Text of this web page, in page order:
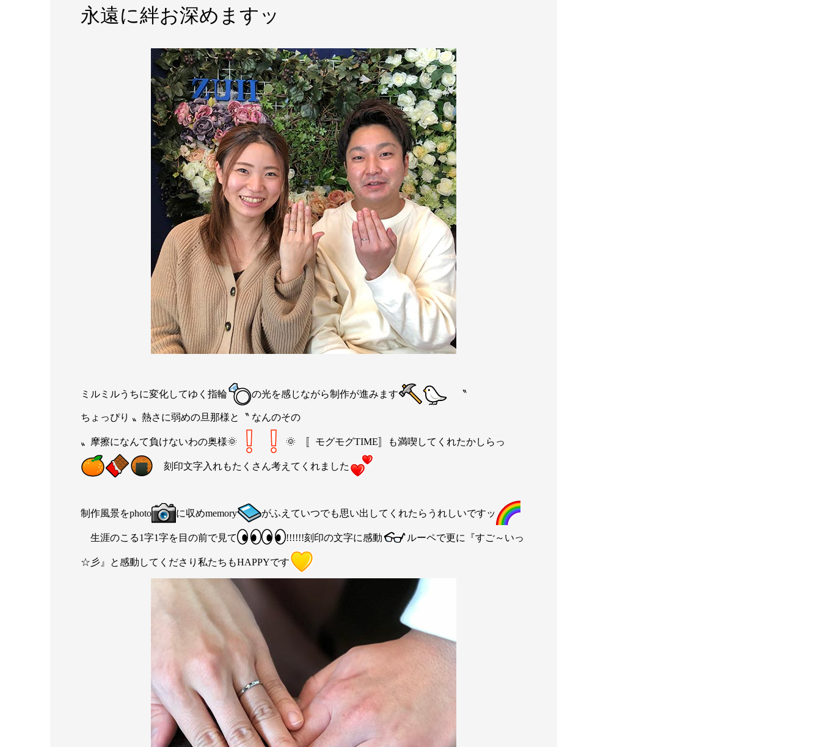
永遠に絆お深めますッ
ミルミルうちに変化してゆく指輪 の光を感じながら制作が進みます 〝
ちょっぴり 〟熱さに弱めの旦那様と〝 なんのその
〟摩擦になんて負けないわの奥様🌞 🌞 〚モグモグTIME〛も満喫してくれたかしらっ
刻印文字入れもたくさん考えてくれました
制作風景をphoto に収めmemory がふえていつでも思い出してくれたらうれしいですッ
生涯のこる1字1字を目の前で見て !!!!!!刻印の文字に感動 ルーペで更に『すご～いっ
☆彡』と感動してくださり私たちもHAPPYです